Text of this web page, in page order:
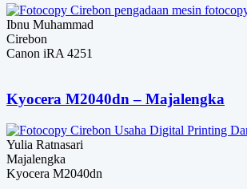
Ibnu Muhammad
Cirebon
Canon iRA 4251
Kyocera M2040dn – Majalengka
Yulia Ratnasari
Majalengka
Kyocera M2040dn